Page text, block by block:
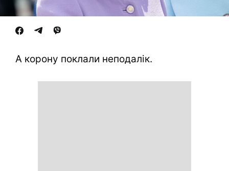
А корону поклали неподалік.